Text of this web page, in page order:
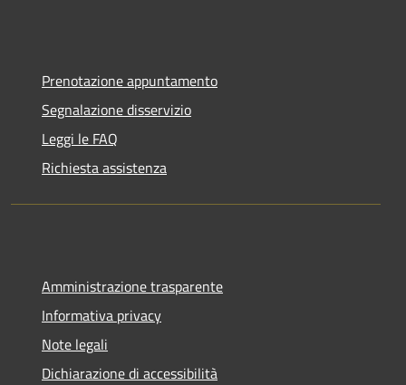
Prenotazione appuntamento
Segnalazione disservizio
Leggi le FAQ
Richiesta assistenza
Amministrazione trasparente
Informativa privacy
Note legali
Dichiarazione di accessibilità